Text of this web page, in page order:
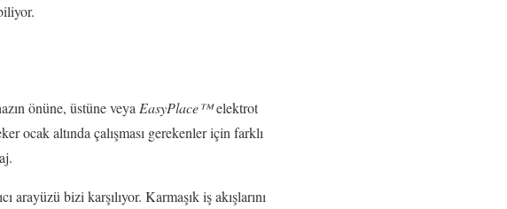
önüne, üstüne veyaEasyPlace™elektrot
ocak altında çalışması gerekenler için farklı
arayüzü bizi karşılıyor. Karmaşık iş akışlarını